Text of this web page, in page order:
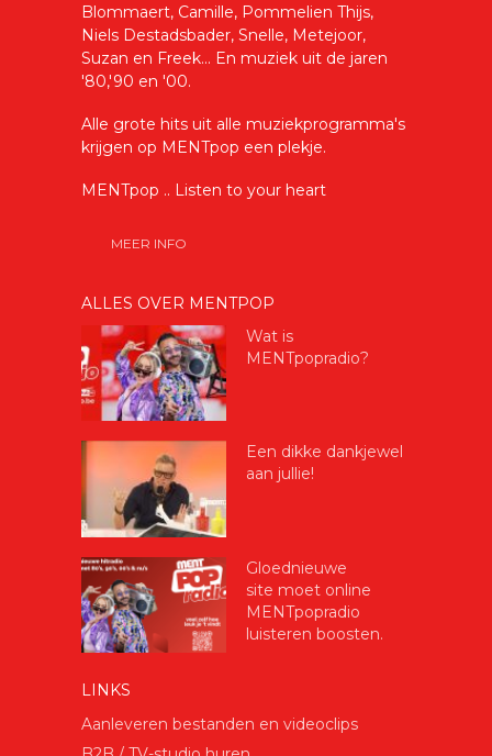
Blommaert, Camille, Pommelien Thijs,
Niels Destadsbader, Snelle, Metejoor,
Suzan en Freek... En muziek uit de jaren
'80,'90 en '00.
Alle grote hits uit alle muziekprogramma's
krijgen op MENTpop een plekje.
MENTpop .. Listen to your heart
MEER INFO
ALLES OVER MENTPOP
Wat is
MENTpopradio?
Een dikke dankjewel
aan jullie!
Gloednieuwe
site moet online
MENTpopradio
luisteren boosten.
LINKS
Aanleveren bestanden en videoclips